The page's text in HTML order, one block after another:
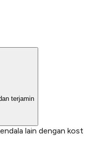
terjamin
lain dengan kost